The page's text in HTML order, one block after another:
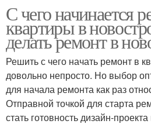
С чего начинается
квартиры в
делать ремонт в
Решить с чего начать ремонт в
довольно непросто. Но выбор
для начала ремонта как раз
Отправной точкой для старта
стать готовность дизайн-